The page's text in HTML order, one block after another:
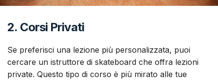
2. Corsi Privati
Se preferisci una lezione più personalizzata, puoi
cercare un istruttore di skateboard che offra lezioni
private. Questo tipo di corso è più mirato alle tue